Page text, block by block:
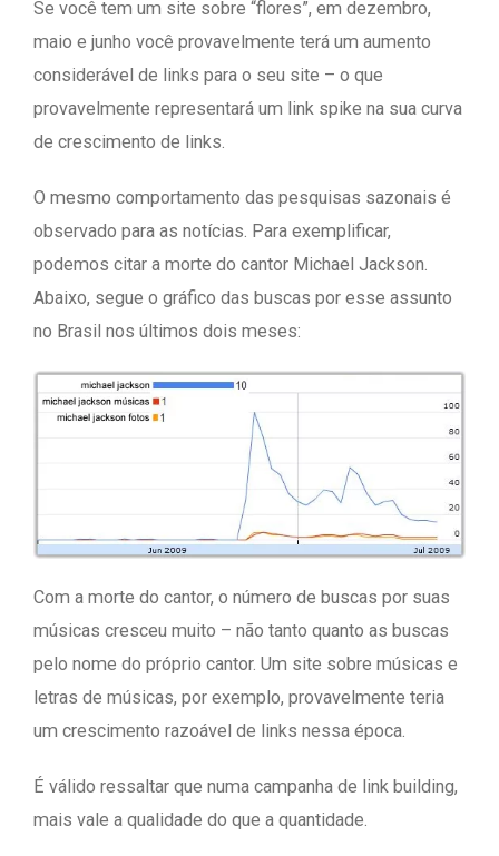
Se você tem um site sobre “flores”, em dezembro,
maio e junho você provavelmente terá um aumento
considerável de links para o seu site – o que
provavelmente representará um link spike na sua curva
de crescimento de links.
O mesmo comportamento das pesquisas sazonais é
observado para as notícias. Para exemplificar,
podemos citar a morte do cantor Michael Jackson.
Abaixo, segue o gráfico das buscas por esse assunto
no Brasil nos últimos dois meses:
Com a morte do cantor, o número de buscas por suas
músicas cresceu muito – não tanto quanto as buscas
pelo nome do próprio cantor. Um site sobre músicas e
letras de músicas, por exemplo, provavelmente teria
um crescimento razoável de links nessa época.
É válido ressaltar que numa campanha de link building,
mais vale a qualidade do que a quantidade.